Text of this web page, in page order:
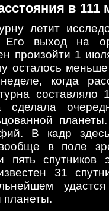
в 111
летит
Его выход на
произойти 1
осталось
когда
составляло
сделала
В кадр
в поле
пять
31
планеты.